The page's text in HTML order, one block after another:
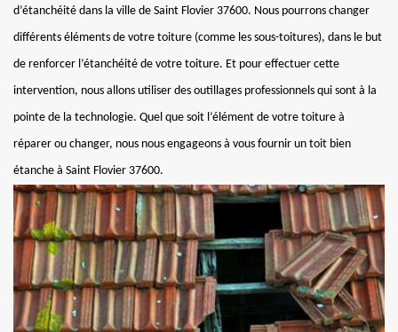
d’étanchéité dans la ville de Saint Flovier 37600. Nous pourrons changer
différents éléments de votre toiture (comme les sous-toitures), dans le but
de renforcer l’étanchéité de votre toiture. Et pour effectuer cette
intervention, nous allons utiliser des outillages professionnels qui sont à la
pointe de la technologie. Quel que soit l’élément de votre toiture à
réparer ou changer, nous nous engageons à vous fournir un toit bien
étanche à Saint Flovier 37600.